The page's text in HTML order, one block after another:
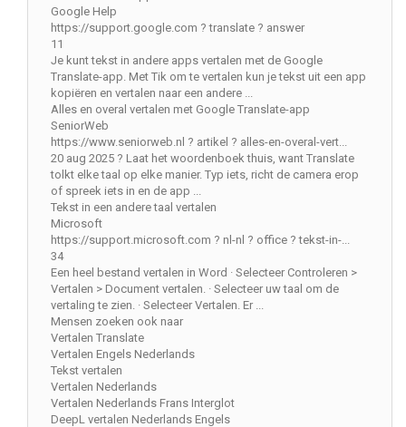
Google Help
https://support.google.com ? translate ? answer
11
Je kunt tekst in andere apps vertalen met de Google
Translate-app. Met Tik om te vertalen kun je tekst uit een app
kopiëren en vertalen naar een andere ...
Alles en overal vertalen met Google Translate-app
SeniorWeb
https://www.seniorweb.nl ? artikel ? alles-en-overal-vert...
20 aug 2025 ? Laat het woordenboek thuis, want Translate
tolkt elke taal op elke manier. Typ iets, richt de camera erop
of spreek iets in en de app ...
Tekst in een andere taal vertalen
Microsoft
https://support.microsoft.com ? nl-nl ? office ? tekst-in-...
34
Een heel bestand vertalen in Word · Selecteer Controleren >
Vertalen > Document vertalen. · Selecteer uw taal om de
vertaling te zien. · Selecteer Vertalen. Er ...
Mensen zoeken ook naar
Vertalen Translate
Vertalen Engels Nederlands
Tekst vertalen
Vertalen Nederlands
Vertalen Nederlands Frans Interglot
DeepL vertalen Nederlands Engels